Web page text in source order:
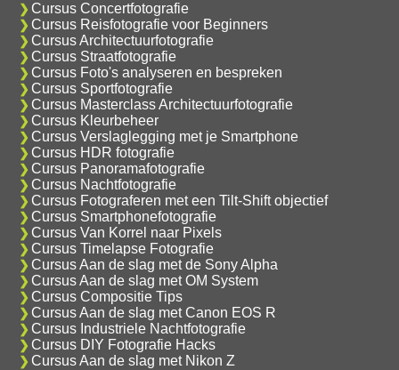
Cursus Concertfotografie
Cursus Reisfotografie voor Beginners
Cursus Architectuurfotografie
Cursus Straatfotografie
Cursus Foto's analyseren en bespreken
Cursus Sportfotografie
Cursus Masterclass Architectuurfotografie
Cursus Kleurbeheer
Cursus Verslaglegging met je Smartphone
Cursus HDR fotografie
Cursus Panoramafotografie
Cursus Nachtfotografie
Cursus Fotograferen met een Tilt-Shift objectief
Cursus Smartphonefotografie
Cursus Van Korrel naar Pixels
Cursus Timelapse Fotografie
Cursus Aan de slag met de Sony Alpha
Cursus Aan de slag met OM System
Cursus Compositie Tips
Cursus Aan de slag met Canon EOS R
Cursus Industriele Nachtfotografie
Cursus DIY Fotografie Hacks
Cursus Aan de slag met Nikon Z